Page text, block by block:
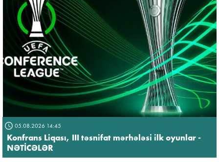
05.08.2026 14:45
Konfrans Liqası, III təsnifat mərhələsi ilk oyunlar -
NƏTİCƏLƏR